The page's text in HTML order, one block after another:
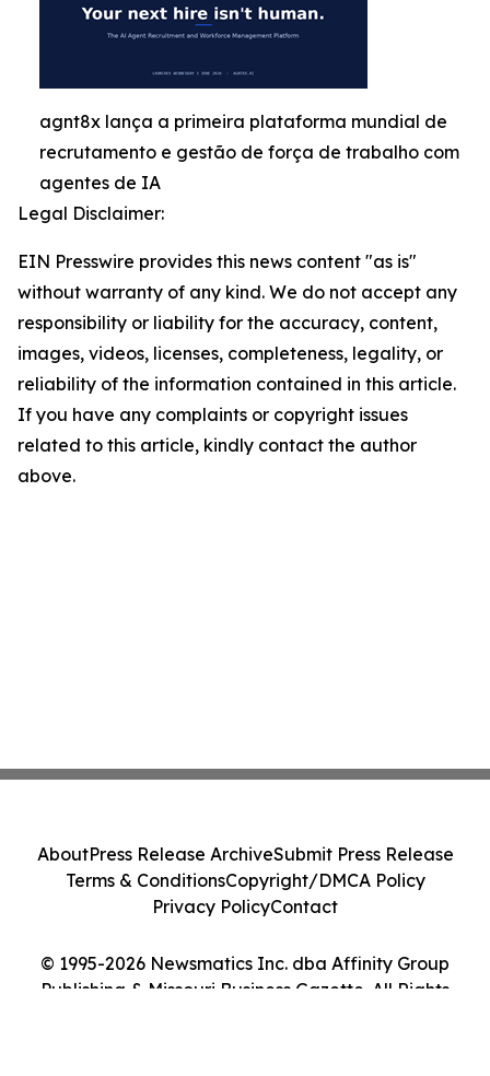
agnt8x lança a primeira plataforma mundial de
recrutamento e gestão de força de trabalho com
agentes de IA
Legal Disclaimer:
EIN Presswire provides this news content "as is"
without warranty of any kind. We do not accept any
responsibility or liability for the accuracy, content,
images, videos, licenses, completeness, legality, or
reliability of the information contained in this article.
If you have any complaints or copyright issues
related to this article, kindly contact the author
above.
© 1995-2026 Newsmatics Inc. dba Affinity Group
Publishing & Missouri Business Gazette. All Rights
AboutPress Release ArchiveSubmit Press Release
Terms & ConditionsCopyright/DMCA Policy
Privacy PolicyContact